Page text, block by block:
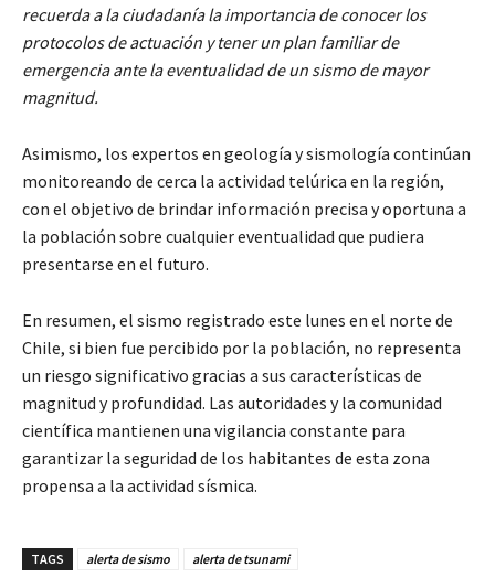
recuerda a la ciudadanía la importancia de conocer los
protocolos de actuación y tener un plan familiar de
emergencia ante la eventualidad de un sismo de mayor
magnitud.
Asimismo, los expertos en geología y sismología continúan
monitoreando de cerca la actividad telúrica en la región,
con el objetivo de brindar información precisa y oportuna a
la población sobre cualquier eventualidad que pudiera
presentarse en el futuro.
En resumen, el sismo registrado este lunes en el norte de
Chile, si bien fue percibido por la población, no representa
un riesgo significativo gracias a sus características de
magnitud y profundidad. Las autoridades y la comunidad
científica mantienen una vigilancia constante para
garantizar la seguridad de los habitantes de esta zona
propensa a la actividad sísmica.
TAGS alerta de sismo alerta de tsunami